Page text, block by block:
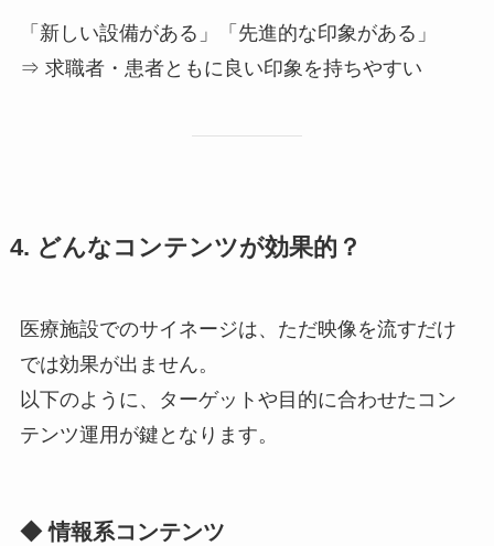
「新しい設備がある」「先進的な印象がある」
⇒ 求職者・患者ともに良い印象を持ちやすい
4. どんなコンテンツが効果的？
医療施設でのサイネージは、ただ映像を流すだけ
では効果が出ません。
以下のように、ターゲットや目的に合わせたコン
テンツ運用が鍵となります。
◆ 情報系コンテンツ